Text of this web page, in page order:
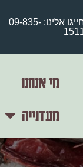
חייגו אלינו: 09-835-
מי אנחנו
מעדנייה